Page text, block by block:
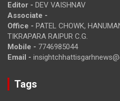
Editor - DEV VAISHNAV
Associate -
Office - PATEL CHOWK,
TIKRAPARA RAIPUR C.G.
Mobile - 7746985044
Email -
Tags